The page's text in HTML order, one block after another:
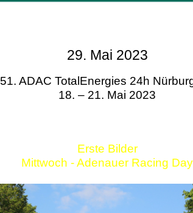
29. Mai 2023
51. ADAC TotalEnergies 24h
18. – 21. Mai 2023
Erste Bilder
Mittwoch - Adenauer Racing Day